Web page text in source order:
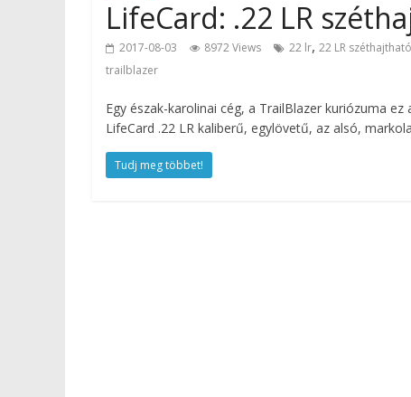
LifeCard: .22 LR
2017-08-03 8972 Views 22 lr, 22 LR
trailblazer
Egy észak-karolinai cég, a TrailBlazer kuriózuma
LifeCard .22 LR kaliberű, egylövetű, az alsó,
Tudj meg többet!